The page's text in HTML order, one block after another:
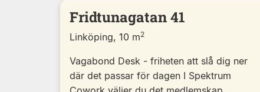
Fridtunagatan 41
Linköping, 10 m2
Vagabond Desk - friheten att slå dig ner
där det passar för dagen I Spektrum